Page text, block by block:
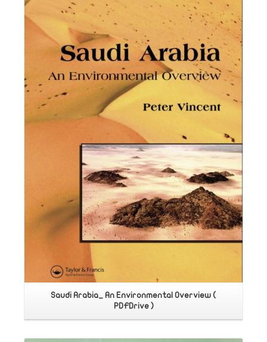
اقرأ المزيد
Saudi Arabia_ An Environmental Overview (
PDFDrive )